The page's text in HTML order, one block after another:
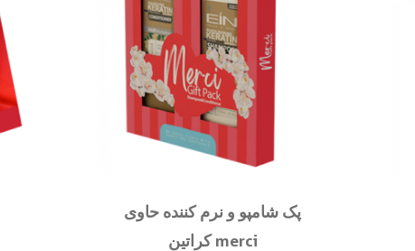
پک شامپو و نرم کننده حاوی
کراتین merci